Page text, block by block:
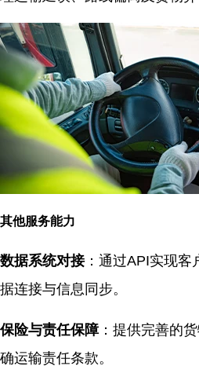
其他服务能力
数据系统对接：通过API实现客
据连接与信息同步。
保险与责任保障：提供完善的
确运输责任条款。